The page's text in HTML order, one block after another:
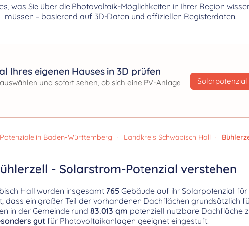
was Sie über die Photovoltaik-Möglichkeiten in Ihrer Region
müssen – basierend auf 3D-Daten und offiziellen Registerdaten.
Ihres eigenen Hauses in 3D prüfen
und sofort sehen, ob sich eine PV-Anlage
Solarpotenzial
in Baden-Württemberg · Landkreis Schwäbisch Hall ·
- Solarstrom-Potenzial verstehen
Hall wurden insgesamt 765 Gebäude auf ihr Solarpotenzial
dass ein großer Teil der vorhandenen Dachflächen grundsätzlich
in der Gemeinde rund 83.013 qm potenziell nutzbare Dachfläche
gutfür Photovoltaikanlagen geeignet eingestuft.